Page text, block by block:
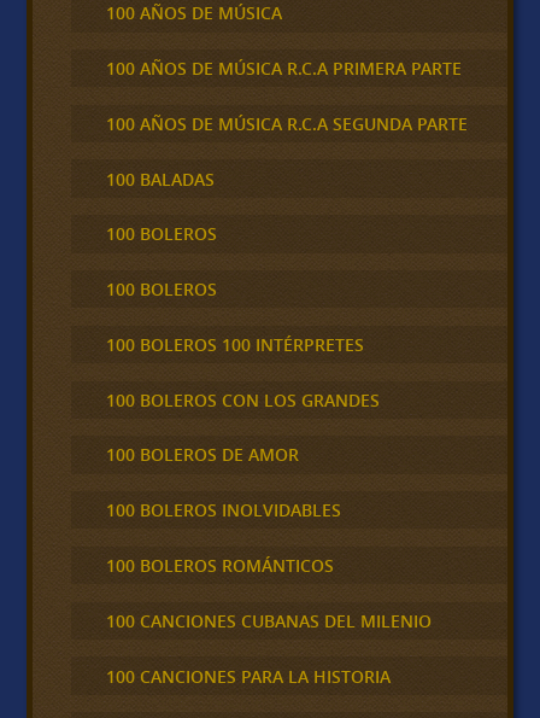
100 AÑOS DE MÚSICA
100 AÑOS DE MÚSICA R.C.A PRIMERA PARTE
100 AÑOS DE MÚSICA R.C.A SEGUNDA PARTE
100 BALADAS
100 BOLEROS
100 BOLEROS
100 BOLEROS 100 INTÉRPRETES
100 BOLEROS CON LOS GRANDES
100 BOLEROS DE AMOR
100 BOLEROS INOLVIDABLES
100 BOLEROS ROMÁNTICOS
100 CANCIONES CUBANAS DEL MILENIO
100 CANCIONES PARA LA HISTORIA